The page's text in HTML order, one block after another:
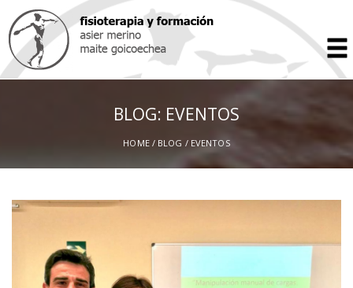
BLOG: EVENTOS
HOME/ BLOG / EVENTOS